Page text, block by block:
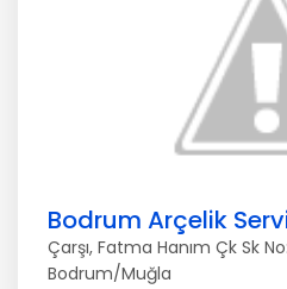
Bodrum Arçelik
Çarşı, Fatma Hanım Çk Sk
Bodrum/Muğla